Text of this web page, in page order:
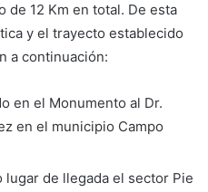
12 Km en total. De esta
y el trayecto establecido
a continuación:
en el Monumento al Dr.
en el municipio Campo
lugar de llegada el sector Pie